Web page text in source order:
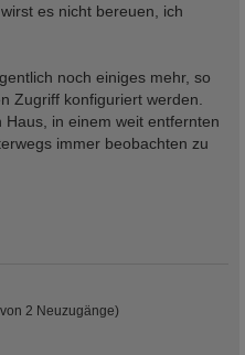
es nicht bereuen, ich
noch einiges mehr, so
Zugriff konfiguriert werden.
in einem weit entfernten
immer beobachten zu
2 Neuzugänge)